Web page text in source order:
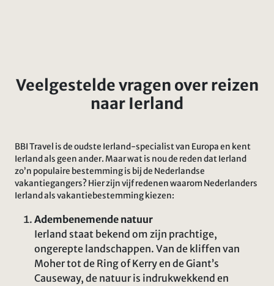
Veelgestelde vragen over reizen
naar Ierland
BBI Travel is de oudste Ierland-specialist van Europa en kent
Ierland als geen ander. Maar wat is nou de reden dat Ierland
zo’n populaire bestemming is bij de Nederlandse
vakantiegangers? Hier zijn vijf redenen waarom Nederlanders
Ierland als vakantiebestemming kiezen:
Adembenemende natuur
Ierland staat bekend om zijn prachtige,
ongerepte landschappen. Van de kliffen van
Moher tot de Ring of Kerry en de Giant’s
Causeway, de natuur is indrukwekkend en